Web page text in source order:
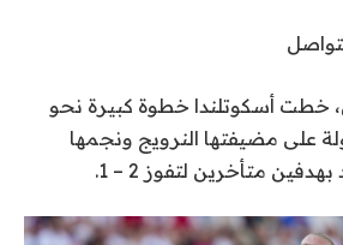
خطت أسكوتلندا خطوة كبيرة نحو
على مضيفتها النرويج ونجمها
متأخرين لتفوز 2 – 1.